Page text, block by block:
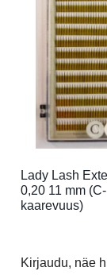
Lady Lash
0,20 11 mm (C-
kaarevuus)
Kirjaudu, näe